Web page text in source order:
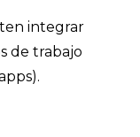
integrar
de trabajo